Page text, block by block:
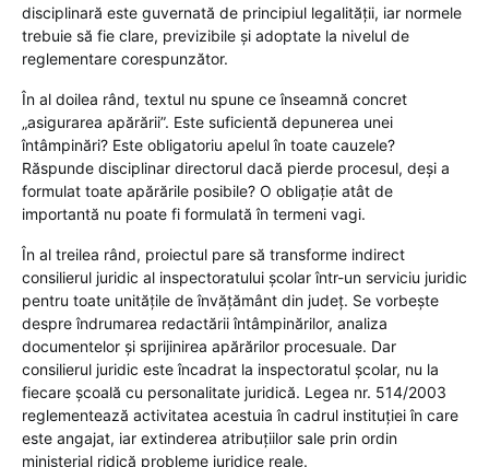
disciplinară este guvernată de principiul legalității, iar normele
trebuie să fie clare, previzibile și adoptate la nivelul de
reglementare corespunzător.
În al doilea rând, textul nu spune ce înseamnă concret
„asigurarea apărării”. Este suficientă depunerea unei
întâmpinări? Este obligatoriu apelul în toate cauzele?
Răspunde disciplinar directorul dacă pierde procesul, deși a
formulat toate apărările posibile? O obligație atât de
importantă nu poate fi formulată în termeni vagi.
În al treilea rând, proiectul pare să transforme indirect
consilierul juridic al inspectoratului școlar într-un serviciu juridic
pentru toate unitățile de învățământ din județ. Se vorbește
despre îndrumarea redactării întâmpinărilor, analiza
documentelor și sprijinirea apărărilor procesuale. Dar
consilierul juridic este încadrat la inspectoratul școlar, nu la
fiecare școală cu personalitate juridică. Legea nr. 514/2003
reglementează activitatea acestuia în cadrul instituției în care
este angajat, iar extinderea atribuțiilor sale prin ordin
ministerial ridică probleme juridice reale.